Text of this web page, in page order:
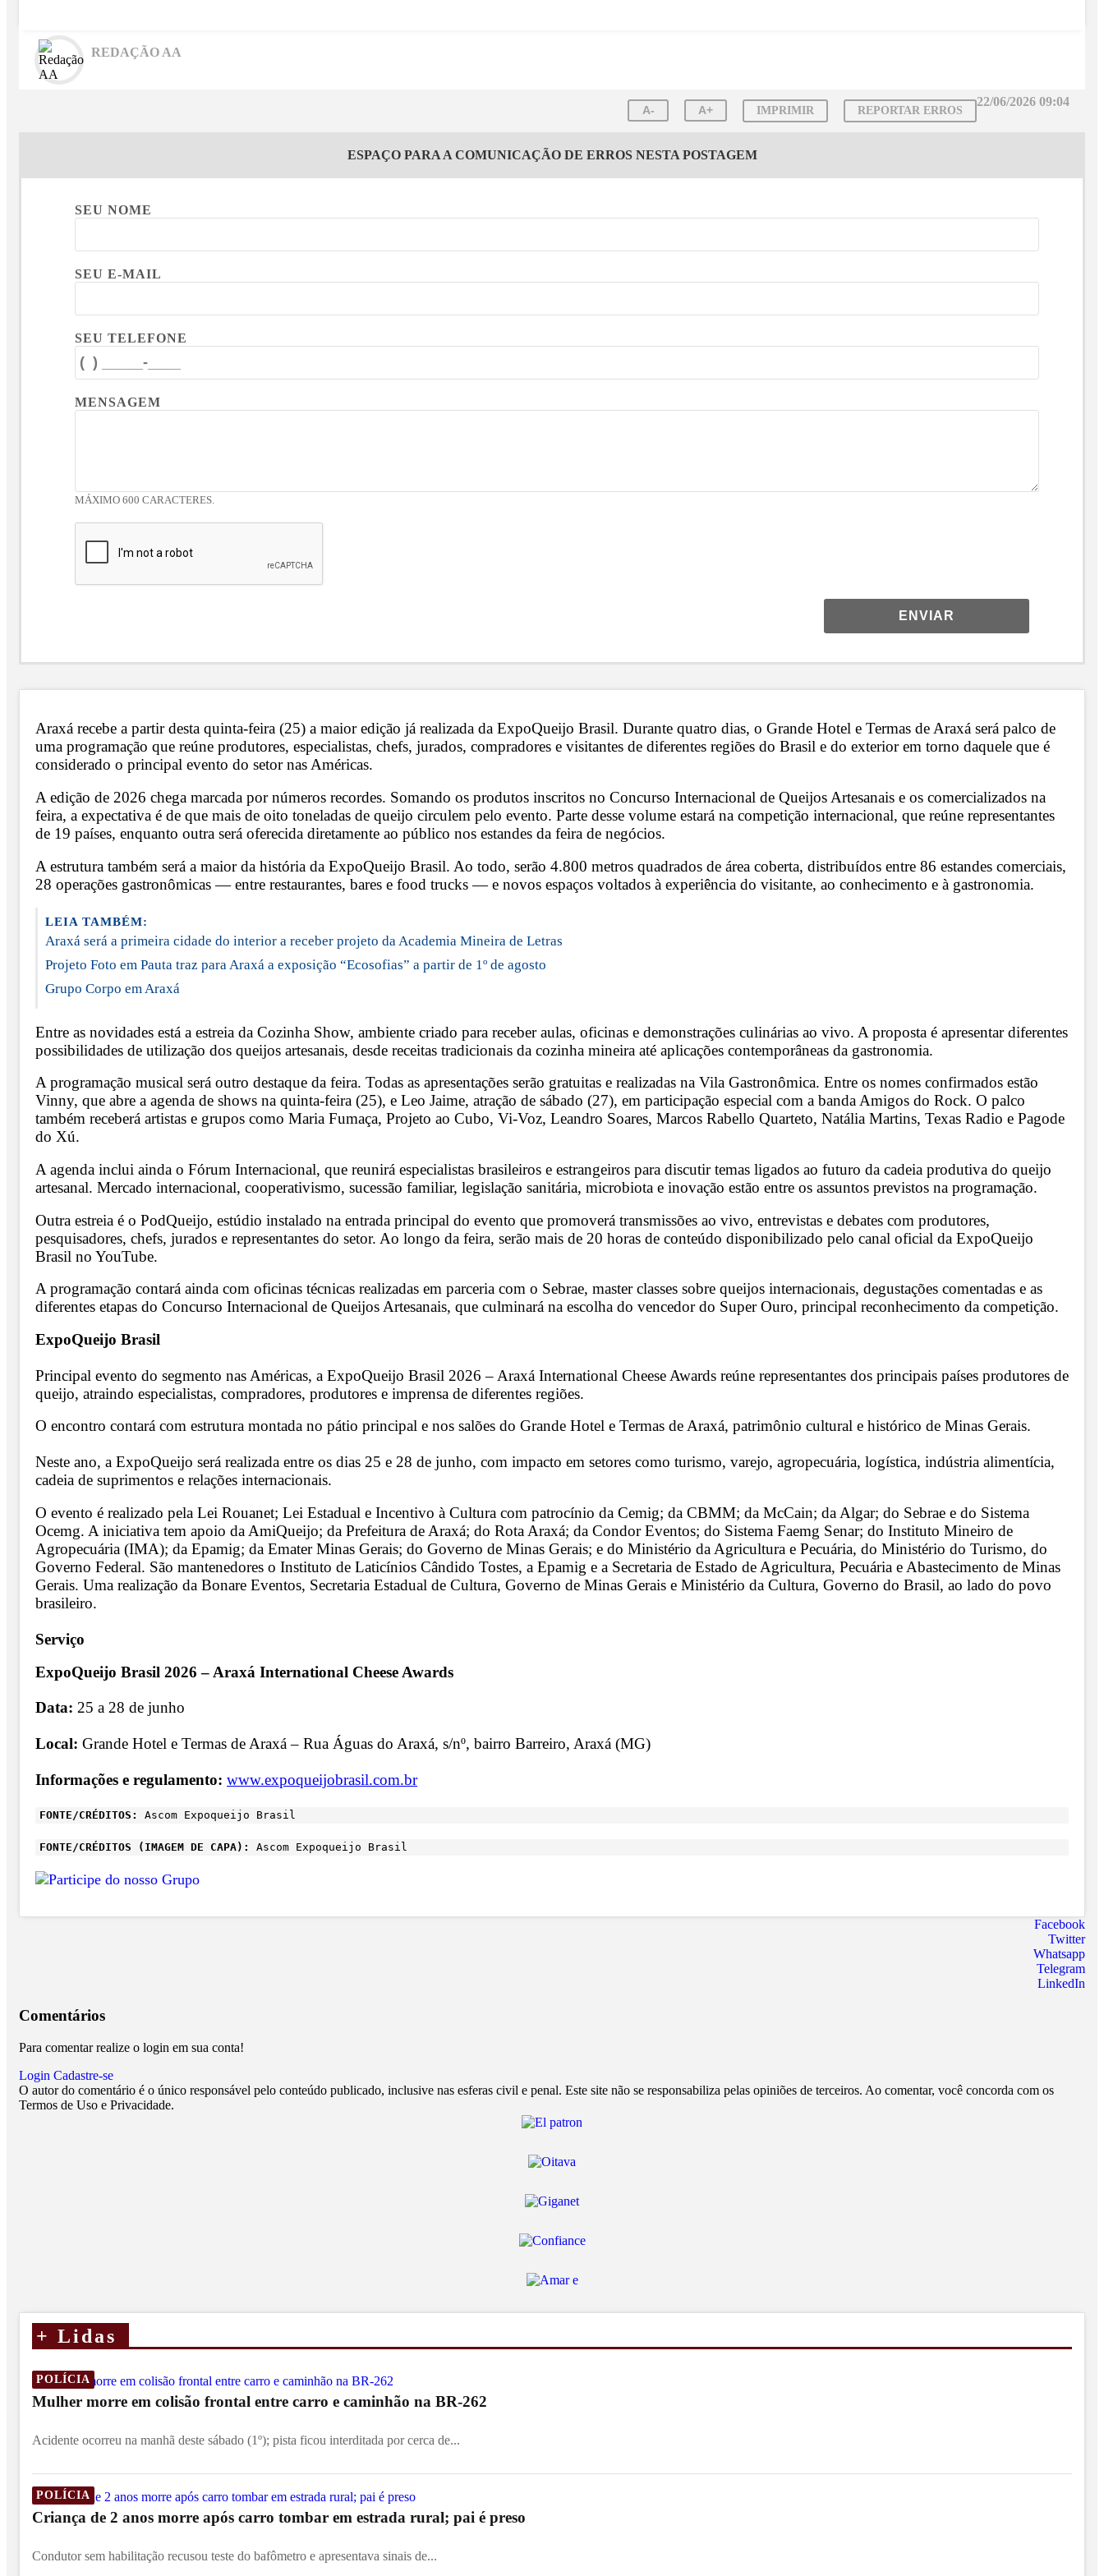
REDAÇÃO AA
22/06/2026 09:04
A- A+ IMPRIMIR REPORTAR ERROS
ESPAÇO PARA A COMUNICAÇÃO DE ERROS NESTA POSTAGEM
SEU NOME
SEU E-MAIL
SEU TELEFONE
MENSAGEM
MÁXIMO 600 CARACTERES.
ENVIAR
Araxá recebe a partir desta quinta-feira (25) a maior edição já realizada da ExpoQueijo Brasil. Durante quatro dias, o Grande Hotel e Termas de Araxá será palco de
uma programação que reúne produtores, especialistas, chefs, jurados, compradores e visitantes de diferentes regiões do Brasil e do exterior em torno daquele que é
considerado o principal evento do setor nas Américas.
A edição de 2026 chega marcada por números recordes. Somando os produtos inscritos no Concurso Internacional de Queijos Artesanais e os comercializados na
feira, a expectativa é de que mais de oito toneladas de queijo circulem pelo evento. Parte desse volume estará na competição internacional, que reúne representantes
de 19 países, enquanto outra será oferecida diretamente ao público nos estandes da feira de negócios.
A estrutura também será a maior da história da ExpoQueijo Brasil. Ao todo, serão 4.800 metros quadrados de área coberta, distribuídos entre 86 estandes comerciais,
28 operações gastronômicas — entre restaurantes, bares e food trucks — e novos espaços voltados à experiência do visitante, ao conhecimento e à gastronomia.
LEIA TAMBÉM:
Araxá será a primeira cidade do interior a receber projeto da Academia Mineira de Letras
Projeto Foto em Pauta traz para Araxá a exposição “Ecosofias” a partir de 1º de agosto
Grupo Corpo em Araxá
Entre as novidades está a estreia da Cozinha Show, ambiente criado para receber aulas, oficinas e demonstrações culinárias ao vivo. A proposta é apresentar diferentes
possibilidades de utilização dos queijos artesanais, desde receitas tradicionais da cozinha mineira até aplicações contemporâneas da gastronomia.
A programação musical será outro destaque da feira. Todas as apresentações serão gratuitas e realizadas na Vila Gastronômica. Entre os nomes confirmados estão
Vinny, que abre a agenda de shows na quinta-feira (25), e Leo Jaime, atração de sábado (27), em participação especial com a banda Amigos do Rock. O palco
também receberá artistas e grupos como Maria Fumaça, Projeto ao Cubo, Vi-Voz, Leandro Soares, Marcos Rabello Quarteto, Natália Martins, Texas Radio e Pagode
do Xú.
A agenda inclui ainda o Fórum Internacional, que reunirá especialistas brasileiros e estrangeiros para discutir temas ligados ao futuro da cadeia produtiva do queijo
artesanal. Mercado internacional, cooperativismo, sucessão familiar, legislação sanitária, microbiota e inovação estão entre os assuntos previstos na programação.
Outra estreia é o PodQueijo, estúdio instalado na entrada principal do evento que promoverá transmissões ao vivo, entrevistas e debates com produtores,
pesquisadores, chefs, jurados e representantes do setor. Ao longo da feira, serão mais de 20 horas de conteúdo disponibilizado pelo canal oficial da ExpoQueijo
Brasil no YouTube.
A programação contará ainda com oficinas técnicas realizadas em parceria com o Sebrae, master classes sobre queijos internacionais, degustações comentadas e as
diferentes etapas do Concurso Internacional de Queijos Artesanais, que culminará na escolha do vencedor do Super Ouro, principal reconhecimento da competição.
ExpoQueijo Brasil
Principal evento do segmento nas Américas, a ExpoQueijo Brasil 2026 – Araxá International Cheese Awards reúne representantes dos principais países produtores de
queijo, atraindo especialistas, compradores, produtores e imprensa de diferentes regiões.
O encontro contará com estrutura montada no pátio principal e nos salões do Grande Hotel e Termas de Araxá, patrimônio cultural e histórico de Minas Gerais.
Neste ano, a ExpoQueijo será realizada entre os dias 25 e 28 de junho, com impacto em setores como turismo, varejo, agropecuária, logística, indústria alimentícia,
cadeia de suprimentos e relações internacionais.
O evento é realizado pela Lei Rouanet; Lei Estadual e Incentivo à Cultura com patrocínio da Cemig; da CBMM; da McCain; da Algar; do Sebrae e do Sistema
Ocemg. A iniciativa tem apoio da AmiQueijo; da Prefeitura de Araxá; do Rota Araxá; da Condor Eventos; do Sistema Faemg Senar; do Instituto Mineiro de
Agropecuária (IMA); da Epamig; da Emater Minas Gerais; do Governo de Minas Gerais; e do Ministério da Agricultura e Pecuária, do Ministério do Turismo, do
Governo Federal. São mantenedores o Instituto de Laticínios Cândido Tostes, a Epamig e a Secretaria de Estado de Agricultura, Pecuária e Abastecimento de Minas
Gerais. Uma realização da Bonare Eventos, Secretaria Estadual de Cultura, Governo de Minas Gerais e Ministério da Cultura, Governo do Brasil, ao lado do povo
brasileiro.
Serviço
ExpoQueijo Brasil 2026 – Araxá International Cheese Awards
Data: 25 a 28 de junho
Local: Grande Hotel e Termas de Araxá – Rua Águas do Araxá, s/nº, bairro Barreiro, Araxá (MG)
Informações e regulamento: www.expoqueijobrasil.com.br
FONTE/CRÉDITOS: Ascom Expoqueijo Brasil
FONTE/CRÉDITOS (IMAGEM DE CAPA): Ascom Expoqueijo Brasil
Facebook
Twitter
Whatsapp
Telegram
LinkedIn
Comentários
Para comentar realize o login em sua conta!
Login Cadastre-se
O autor do comentário é o único responsável pelo conteúdo publicado, inclusive nas esferas civil e penal. Este site não se responsabiliza pelas opiniões de terceiros. Ao comentar, você concorda com os
Termos de Uso e Privacidade.
+ Lidas
POLÍCIA
Mulher morre em colisão frontal entre carro e caminhão na BR-262
Acidente ocorreu na manhã deste sábado (1º); pista ficou interditada por cerca de...
POLÍCIA
Criança de 2 anos morre após carro tombar em estrada rural; pai é preso
Condutor sem habilitação recusou teste do bafômetro e apresentava sinais de...